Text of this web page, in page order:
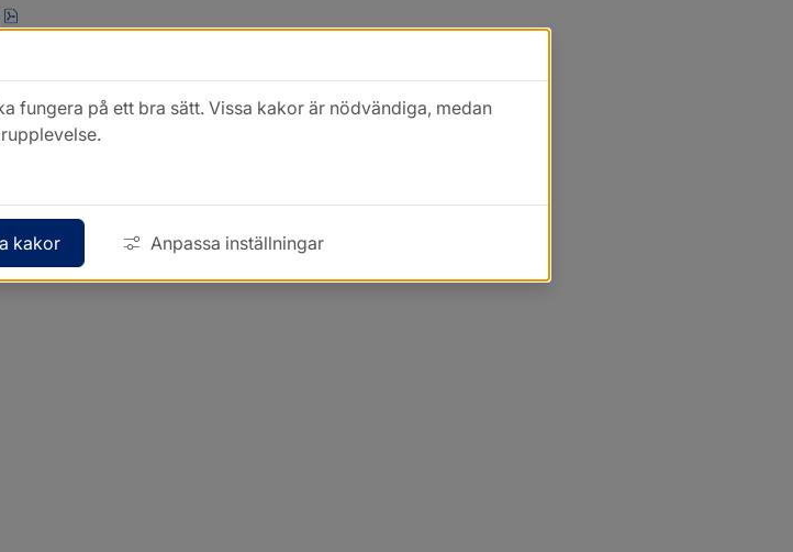
pdf, 172.8 kB, öppnas i nytt fönster.
fungera på ett bra sätt. Vissa kakor är nödvändiga, medan
kakor Anpassa inställningar